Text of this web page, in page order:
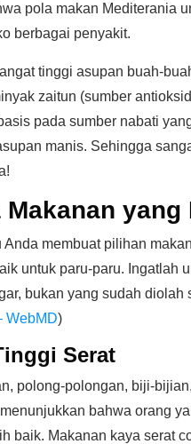
pola makan Mediterania
berbagai penyakit.
tinggi asupan buah-
zaitun (sumber
pada sumber nabati
manis. Sehingga
Makanan
Anda membuat pilihan
untuk paru-paru. Ingatlah
bukan yang sudah diolah
WebMD)
Serat
polong-polongan, biji-
bahwa orang
baik. Makanan kaya serat